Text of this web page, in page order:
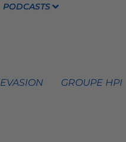
PODCASTS
GROUPE HPI